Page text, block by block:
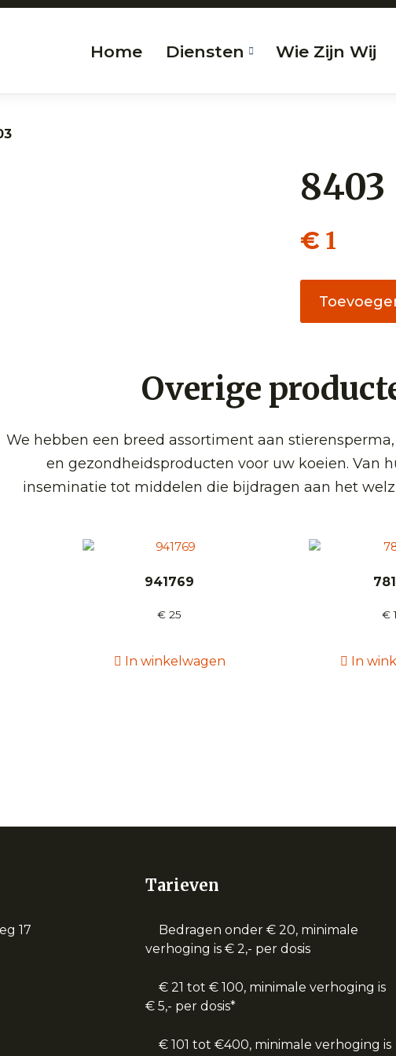
Home Diensten Wie Zijn Wij
8403
€ 1
aantal
Overige
We hebben een breed assortiment aan
en gezondheidsproducten voor uw koeien. Van
inseminatie tot middelen die bijdragen aan het
941769
€ 25
In winkelwagen
€
In
17
Tarieven
Bedragen onder € 20, minimale
verhoging is € 2,- per dosis
€ 21 tot € 100, minimale verhoging is
€ 5,- per dosis*
€ 101 tot €400, minimale verhoging is